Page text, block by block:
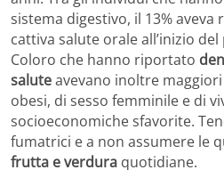
sistema digestivo, il 13% aveva
cattiva salute orale all’inizio
Coloro che hanno riportato
saluteavevano inoltre
obesi, di sesso femminile e di
socioeconomiche sfavorite.
fumatrici e a non assumere le
frutta e verdura quotidiane.